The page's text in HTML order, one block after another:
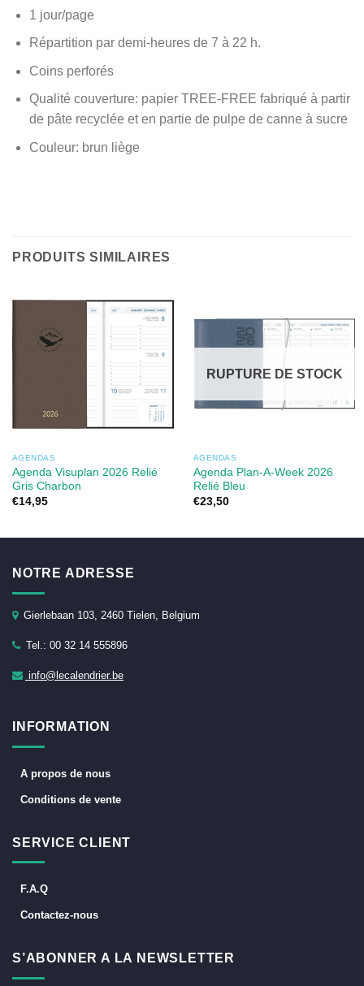
1 jour/page
Répartition par demi-heures de 7 à 22 h.
Coins perforés
Qualité couverture: papier TREE-FREE fabriqué à partir
de pâte recyclée et en partie de pulpe de canne à sucre
Couleur: brun liège
PRODUITS SIMILAIRES
AGENDAS
Agenda Visuplan 2026 Relié
Gris Charbon
€14,95
RUPTURE DE STOCK
AGENDAS
Agenda Plan-A-Week 2026
Relié Bleu
€23,50
NOTRE ADRESSE
Gierlebaan 103, 2460 Tielen, Belgium
Tel.: 00 32 14 555896
info@lecalendrier.be
INFORMATION
A propos de nous
Conditions de vente
SERVICE CLIENT
F.A.Q
Contactez-nous
S’ABONNER A LA NEWSLETTER